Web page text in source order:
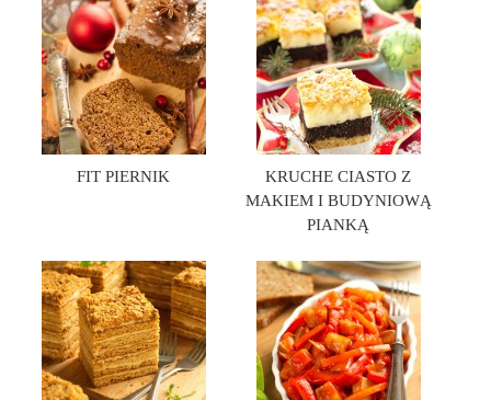
FIT PIERNIK
KRUCHE CIASTO Z
MAKIEM I BUDYNIOWĄ
PIANKĄ